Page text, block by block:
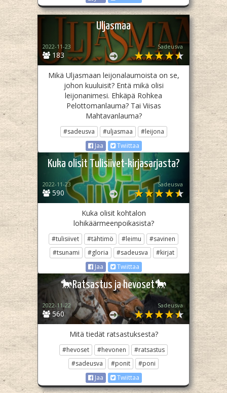
Uljasmaa
183
2022-11-23 Sadeusva
Mikä Uljasmaan leijonalaumoista on se,
johon kuuluisit? Entä mikä olisi
leijonanimesi. Ehkäpä Rohkea
Pelottomanlauma? Tai Viisas
Mahtavanlauma?
#sadeusva #uljasmaa
#leijona
Jaa
Twiittaa
Kuka olisit Tulisiivet-kirjasarjasta?
590
2022-11-23 Sadeusva
Kuka olisit kohtalon
lohikäärmeenpoikasista?
#tulisiivet #tähtimö #leimu
#savinen
#tsunami
#gloria #sadeusva
#kirjat
Jaa
Twiittaa
🐎Ratsastus ja hevoset🐎
560
2022-11-22 Sadeusva
Mitä tiedät ratsastuksesta?
#hevoset #hevonen
#ratsastus
#sadeusva
#ponit
#poni
Jaa
Twiittaa